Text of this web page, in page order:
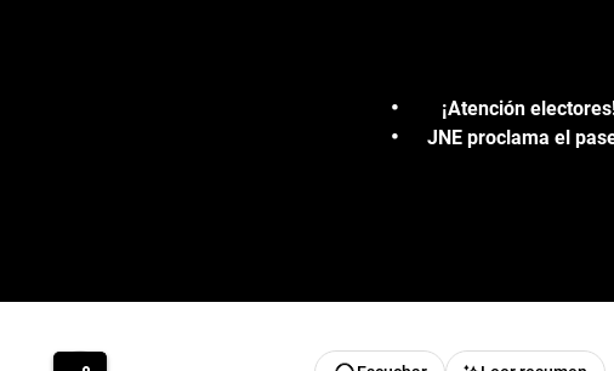
¡Atención
JNE proclama el